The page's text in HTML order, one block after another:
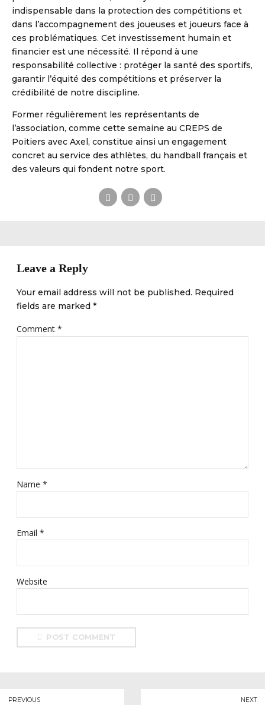
indispensable dans la protection des compétitions et
dans l’accompagnement des joueuses et joueurs face à
ces problématiques. Cet investissement humain et
financier est une nécessité. Il répond à une
responsabilité collective : protéger la santé des sportifs,
garantir l’équité des compétitions et préserver la
crédibilité de notre discipline.
Former régulièrement les représentants de
l’association, comme cette semaine au CREPS de
Poitiers avec Axel, constitue ainsi un engagement
concret au service des athlètes, du handball français et
des valeurs qui fondent notre sport.
Leave a Reply
Your email address will not be published. Required
fields are marked *
Comment *
Name *
Email *
Website
POST COMMENT
PREVIOUS NEXT